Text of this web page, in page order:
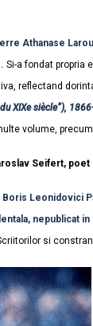
Athanase
Si-a fondat propria
reflectand
XIXe siècle”),
volume,
Seifert,
Leonidovici
nepublicat in
si